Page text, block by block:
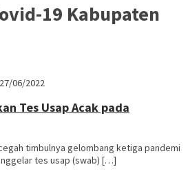
19 Kabupaten
27/06/2022
Tes Usap Acak pada
timbulnya gelombang ketiga pandemi
tes usap (swab) […]